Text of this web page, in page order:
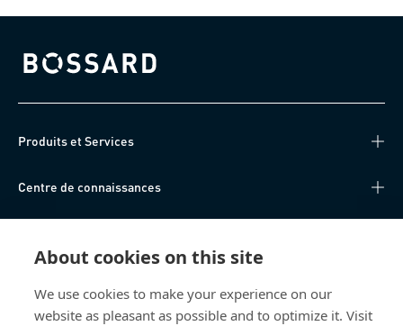
About cookies on this site
We use cookies to make your experience on our
website as pleasant as possible and to optimize it. Visit
Bossard homepage
Produits et Services
Centre de connaissances